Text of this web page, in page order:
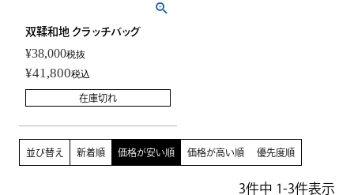
双鞣和地 クラッチバッグ
¥38,000税抜
¥41,800税込
在庫切れ
並び替え 新着順 価格が安い順 価格が高い順 優先度順
3件中 1-3件表示